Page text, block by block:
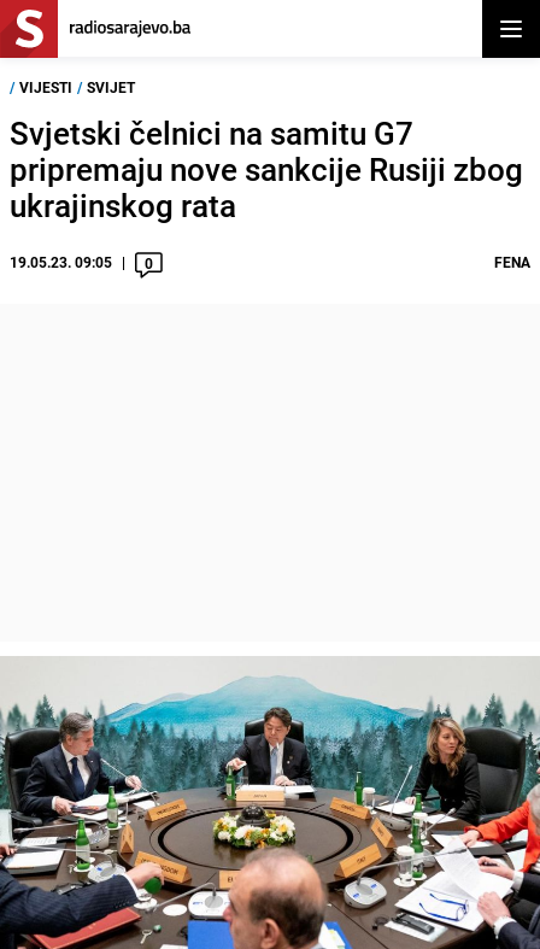
/ VIJESTI / SVIJET
Svjetski čelnici na samitu G7
pripremaju nove sankcije Rusiji zbog
ukrajinskog rata
19.05.23. 09:05 0 FENA